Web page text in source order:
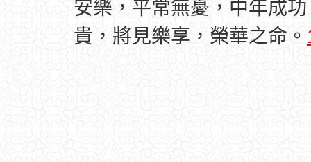
安樂，平常無憂，中年成
貴，將見樂享，榮華之命。